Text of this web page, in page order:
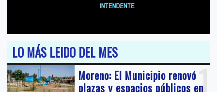
LO MÁS LEIDO DEL MES
1
Moreno: El Municipio renovó
plazas y espacios públicos en